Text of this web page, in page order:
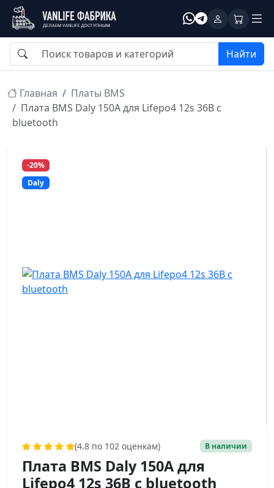
Найти
Главная
Платы BMS
Плата BMS Daly 150A для Lifepo4 12s 36В c
bluetooth
-20%
Daly
(4.8 по 102 оценкам) В наличии
Плата BMS Daly 150A для
Lifepo4 12s 36В c bluetooth